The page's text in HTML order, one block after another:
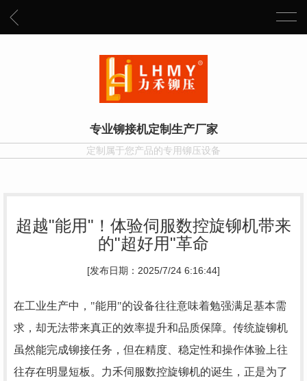
专业铆接机定制生产厂家
定制属于您产品的专用铆压设备
超越"能用"！体验伺服数控旋铆机带来
的"超好用"革命
[发布日期：2025/7/24 6:16:44]
在工业生产中， "能用"的设备往往意味着勉强满足基本需
求，却无法带来真正的效率提升和品质保障。传统旋铆机
虽然能完成铆接任务，但在精度、稳定性和操作体验上往
往存在明显短板。力禾伺服数控旋铆机的诞生，正是为了